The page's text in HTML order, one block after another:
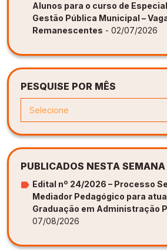
Alunos para o curso de
Gestão Pública Municipal –
Remanescentes - 02/07/2026
PESQUISE POR MÊS
PUBLICADOS NESTA SEMANA
Edital nº 24/2026 – Processo
Mediador Pedagógico para
Graduação em Administração
07/08/2026